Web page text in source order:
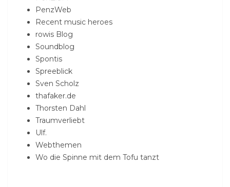
PenzWeb
Recent music heroes
rowis Blog
Soundblog
Spontis
Spreeblick
Sven Scholz
thafaker.de
Thorsten Dahl
Traumverliebt
Ulf.
Webthemen
Wo die Spinne mit dem Tofu tanzt